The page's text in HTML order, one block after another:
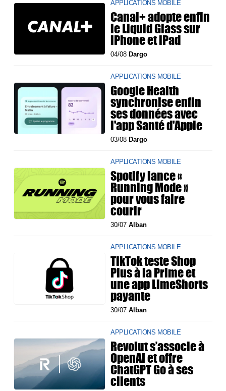
APPLICATIONS MOBILE
Canal+ adopte enfin
le Liquid Glass sur
iPhone et iPad
04/08 Dargo
APPLICATIONS MOBILE
Google Health
synchronise enfin
ses données avec
l'app Santé d'Apple
03/08 Dargo
APPLICATIONS MOBILE
Spotify lance «
Running Mode »
pour vous faire
courir
30/07Alban
APPLICATIONS MOBILE
TikTok teste Shop
Plus à la Prime et
une app LimeShorts
payante
30/07Alban
APPLICATIONS MOBILE
Revolut s’associe à
OpenAI et offre
ChatGPT Go à ses
clients